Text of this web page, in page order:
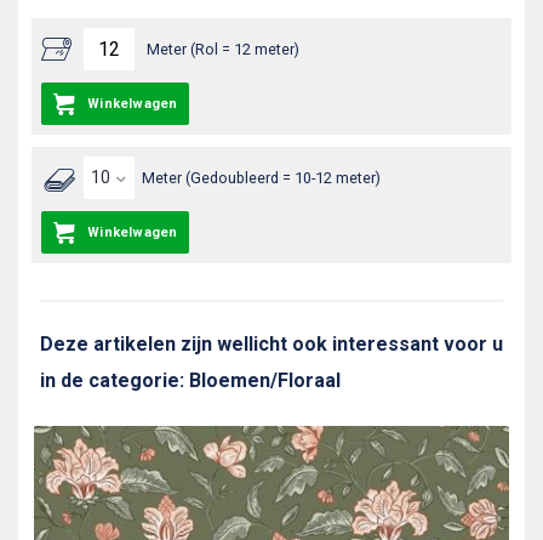
Meter (Rol = 12 meter)
Winkelwagen
Meter (Gedoubleerd = 10-12 meter)
Winkelwagen
Deze artikelen zijn wellicht ook interessant voor u
in de categorie: Bloemen/Floraal